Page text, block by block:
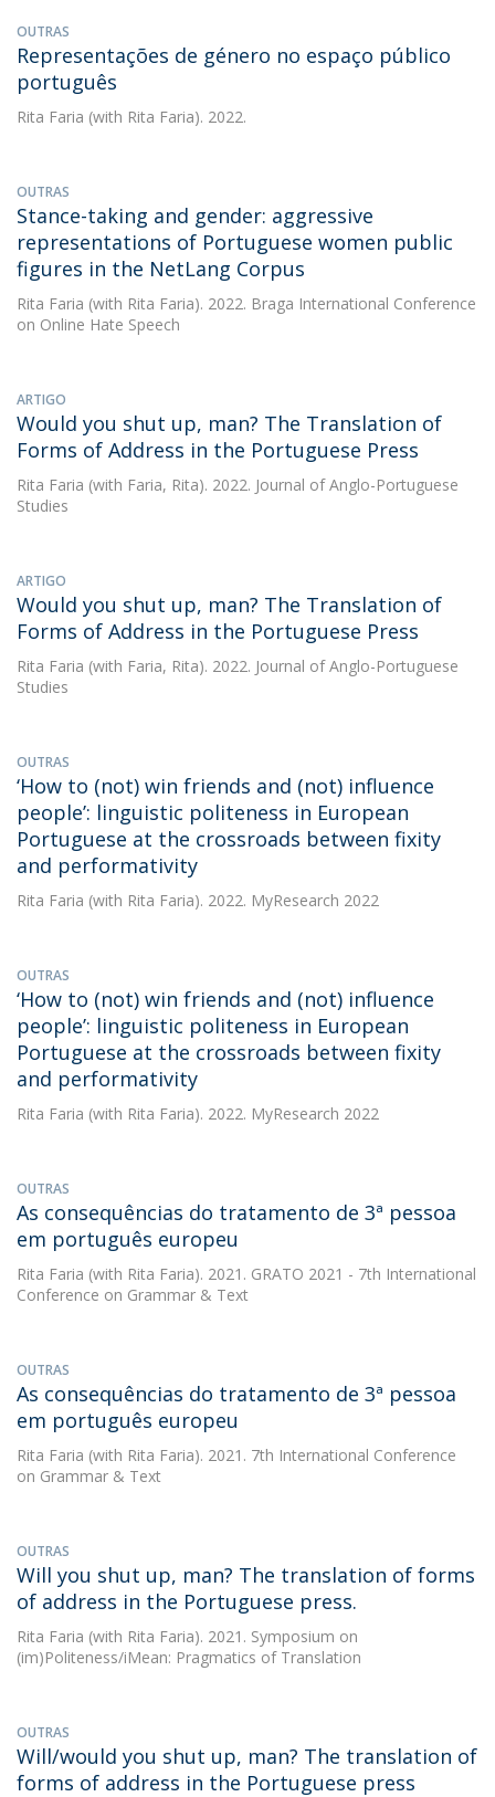
OUTRAS
Representações de género no espaço público
português
Rita Faria (with Rita Faria). 2022.
OUTRAS
Stance-taking and gender: aggressive
representations of Portuguese women public
figures in the NetLang Corpus
Rita Faria (with Rita Faria). 2022. Braga International Conference
on Online Hate Speech
ARTIGO
Would you shut up, man? The Translation of
Forms of Address in the Portuguese Press
Rita Faria (with Faria, Rita). 2022. Journal of Anglo-Portuguese
Studies
ARTIGO
Would you shut up, man? The Translation of
Forms of Address in the Portuguese Press
Rita Faria (with Faria, Rita). 2022. Journal of Anglo-Portuguese
Studies
OUTRAS
‘How to (not) win friends and (not) influence
people’: linguistic politeness in European
Portuguese at the crossroads between fixity
and performativity
Rita Faria (with Rita Faria). 2022. MyResearch 2022
OUTRAS
‘How to (not) win friends and (not) influence
people’: linguistic politeness in European
Portuguese at the crossroads between fixity
and performativity
Rita Faria (with Rita Faria). 2022. MyResearch 2022
OUTRAS
As consequências do tratamento de 3ª pessoa
em português europeu
Rita Faria (with Rita Faria). 2021. GRATO 2021 - 7th International
Conference on Grammar & Text
OUTRAS
As consequências do tratamento de 3ª pessoa
em português europeu
Rita Faria (with Rita Faria). 2021. 7th International Conference
on Grammar & Text
OUTRAS
Will you shut up, man? The translation of forms
of address in the Portuguese press.
Rita Faria (with Rita Faria). 2021. Symposium on
(im)Politeness/iMean: Pragmatics of Translation
OUTRAS
Will/would you shut up, man? The translation of
forms of address in the Portuguese press